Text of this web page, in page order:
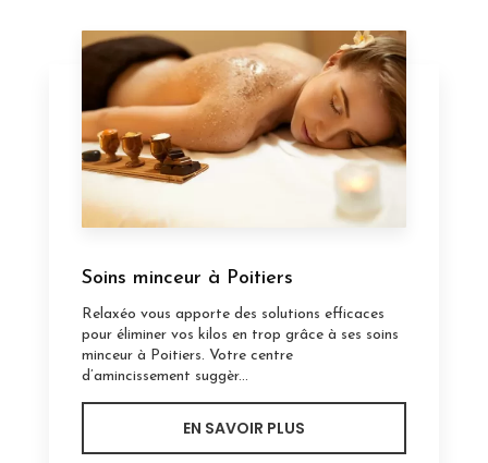
Soins minceur à Poitiers
Relaxéo vous apporte des solutions efficaces
pour éliminer vos kilos en trop grâce à ses soins
minceur à Poitiers. Votre centre
d’amincissement suggèr...
EN SAVOIR PLUS